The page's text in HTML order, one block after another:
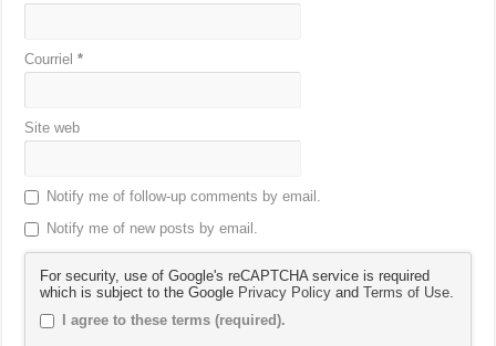
Courriel*
Site web
Notify me of follow-up comments by email.
Notify me of new posts by email.
For security, use of Google's reCAPTCHA service is required
which is subject to the Google Privacy Policy andTerms of Use
I agree to these terms (required).